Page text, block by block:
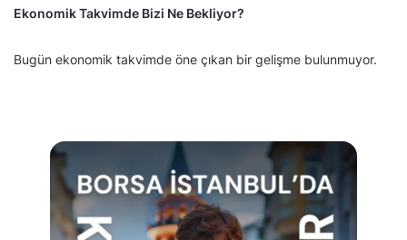
Ekonomik Takvimde Bizi Ne Bekliyor?
Bugün ekonomik takvimde öne çıkan bir gelişme bulunmuyor.